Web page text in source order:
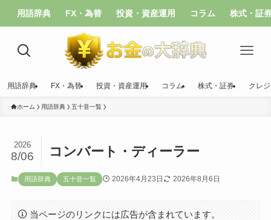
用語辞典 FX・為替 投資・資産運用 コラム 株式・証
用語辞典 FX・為替 投資・資産運用 コラム 株式・証券 クレ
ホーム 用語辞典 五十音一覧
コンバート・ディーラー
2026
8/06
用語辞典 五十音一覧 2026年4月23日 2026年8月6日
当ページのリンクには広告が含まれています。